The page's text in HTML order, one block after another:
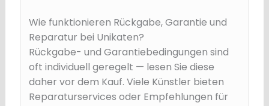
Wie funktionieren Rückgabe, Garantie und
Reparatur bei Unikaten?
Rückgabe- und Garantiebedingungen sind
oft individuell geregelt — lesen Sie diese
daher vor dem Kauf. Viele Künstler bieten
Reparaturservices oder Empfehlungen für